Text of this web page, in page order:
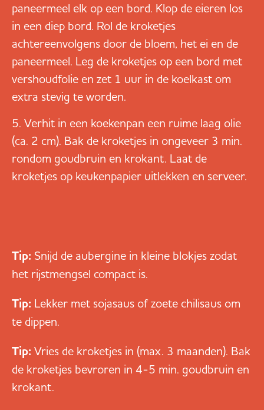
paneermeel elk op een bord. Klop de eieren los
in een diep bord. Rol de kroketjes
achtereenvolgens door de bloem, het ei en de
paneermeel. Leg de kroketjes op een bord met
vershoudfolie en zet 1 uur in de koelkast om
extra stevig te worden.
Verhit in een koekenpan een ruime laag olie
(ca. 2 cm). Bak de kroketjes in ongeveer 3 min.
rondom goudbruin en krokant. Laat de
kroketjes op keukenpapier uitlekken en serveer.
Tip: Snijd de aubergine in kleine blokjes zodat
het rijstmengsel compact is.
Tip: Lekker met sojasaus of zoete chilisaus om
te dippen.
Tip: Vries de kroketjes in (max. 3 maanden). Bak
de kroketjes bevroren in 4-5 min. goudbruin en
krokant.